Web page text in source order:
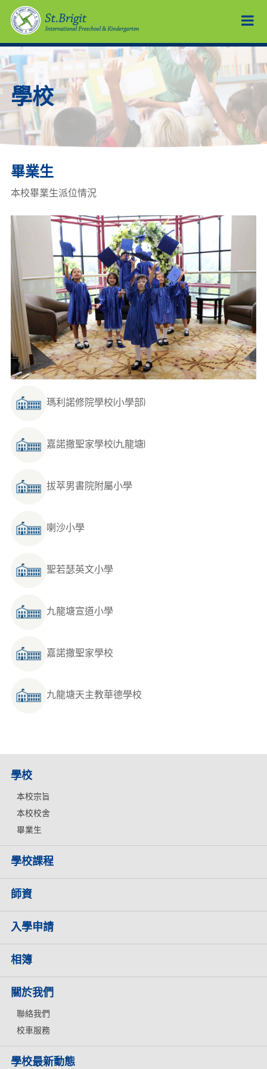
學校
畢業生
本校畢業生派位情況
瑪利諾修院學校(小學部)
嘉諾撒聖家學校(九龍塘)
拔萃男書院附屬小學
喇沙小學
聖若瑟英文小學
九龍塘宣道小學
嘉諾撒聖家學校
九龍塘天主教華德學校
學校
本校宗旨
本校校舍
畢業生
學校課程
師資
入學申請
相簿
關於我們
聯絡我們
校車服務
學校最新動態